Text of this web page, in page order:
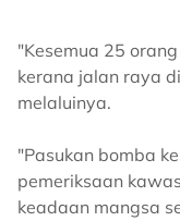
"Kesemua 25
kerana jalan raya
melaluinya.
"Pasukan bomba
pemeriksaan
keadaan mangsa